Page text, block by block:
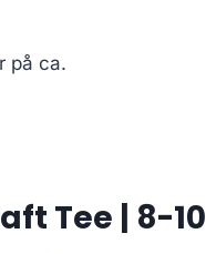
på ca.
Tee | 8-10